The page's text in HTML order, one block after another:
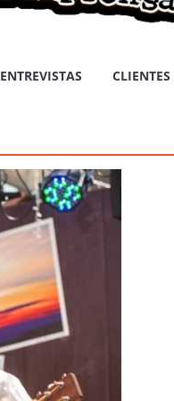
ENTREVISTAS CLIENTES